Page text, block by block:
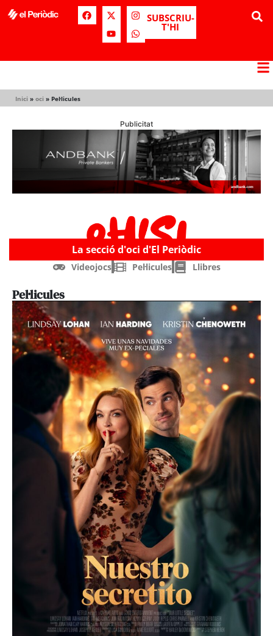
SUBSCRIU-
T'HI
Inici » oci » Pel·licules
Publicitat
La secció d'oci d'El Periòdic
Videojocs Pel·licules Llibres
Pel·licules